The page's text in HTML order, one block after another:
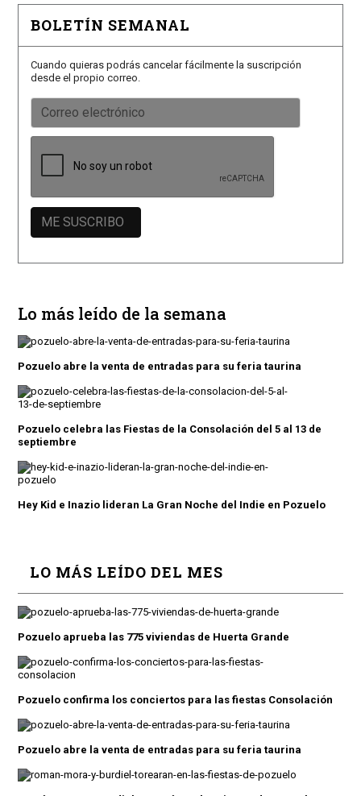
BOLETÍN SEMANAL
Cuando quieras podrás cancelar fácilmente la suscripción
desde el propio correo.
Lo más leído de la semana
Pozuelo abre la venta de entradas para su feria taurina
Pozuelo celebra las Fiestas de la Consolación del 5 al 13 de
septiembre
Hey Kid e Inazio lideran La Gran Noche del Indie en Pozuelo
LO MÁS LEÍDO DEL MES
Pozuelo aprueba las 775 viviendas de Huerta Grande
Pozuelo confirma los conciertos para las fiestas Consolación
Pozuelo abre la venta de entradas para su feria taurina